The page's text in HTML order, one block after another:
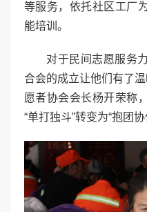
等服务，依托社区工厂
能培训。
对于民间志愿服务
合会的成立让他们有了
愿者协会会长杨开荣称
“单打独斗”转变为“抱团